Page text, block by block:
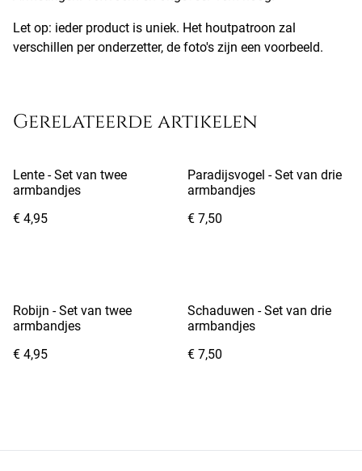
Let op: ieder product is uniek. Het houtpatroon zal
verschillen per onderzetter, de foto's zijn een voorbeeld.
Gerelateerde artikelen
Lente - Set van twee
armbandjes
€ 4,95
Paradijsvogel - Set van drie
armbandjes
€ 7,50
Robijn - Set van twee
armbandjes
€ 4,95
Schaduwen - Set van drie
armbandjes
€ 7,50